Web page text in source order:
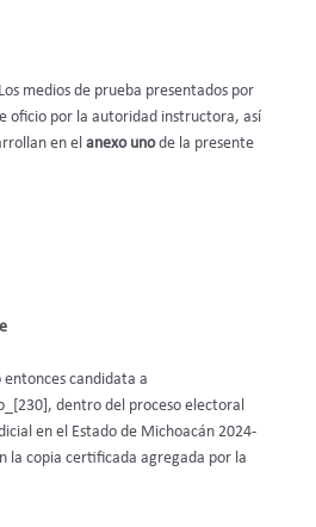
Los medios de prueba presentados por
oficio por la autoridad instructora, así
en el anexo unode la presente
entonces candidata a
dentro del proceso electoral
en el Estado de Michoacán 2024-
la copia certificada agregada por la